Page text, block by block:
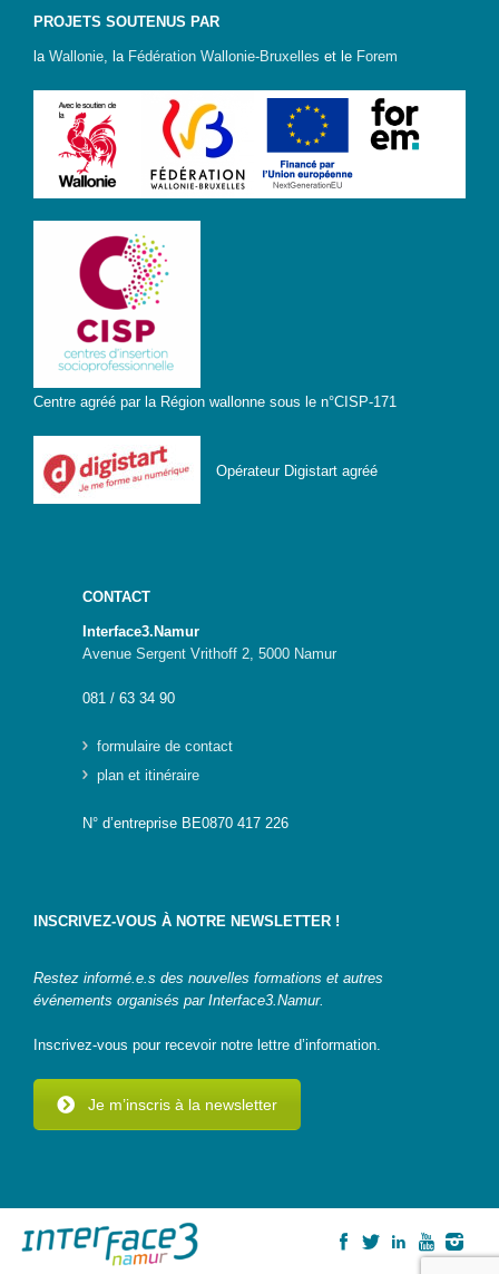
PROJETS SOUTENUS PAR
la Wallonie , la Fédération Wallonie-Bruxelles et le Forem
Centre agréé par la Région wallonne sous le n°CISP-171
Opérateur Digistart agréé
CONTACT
Interface3.Namur
Avenue Sergent Vrithoff 2, 5000 Namur
081 / 63 34 90
formulaire de contact
plan et itinéraire
N° d’entreprise BE0870 417 226
INSCRIVEZ-VOUS À NOTRE NEWSLETTER !
Restez informé.e.s des nouvelles formations et autres
événements organisés par Interface3.Namur.
Inscrivez-vous pour recevoir notre lettre d’information.
Je m’inscris à la newsletter